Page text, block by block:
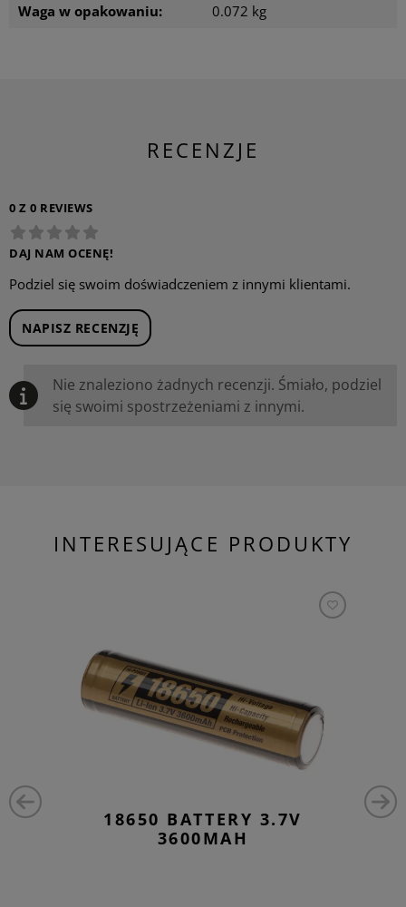
Waga w opakowaniu: 0.072 kg
RECENZJE
0 Z 0 REVIEWS
DAJ NAM OCENĘ!
Podziel się swoim doświadczeniem z innymi klientami.
NAPISZ RECENZJĘ
Nie znaleziono żadnych recenzji. Śmiało, podziel
się swoimi spostrzeżeniami z innymi.
INTERESUJĄCE PRODUKTY
18650 BATTERY 3.7V
3600MAH